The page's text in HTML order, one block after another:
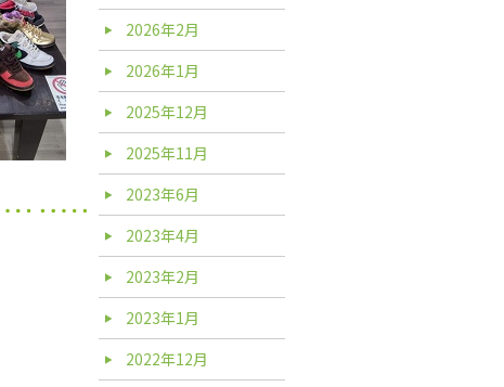
2026年2月
2026年1月
2025年12月
2025年11月
2023年6月
2023年4月
2023年2月
2023年1月
2022年12月